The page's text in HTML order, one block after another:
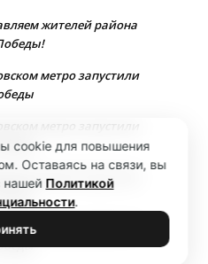
жителей района
метро запустили
метро запустили
метро запустили
метро запустили
cookie для повышения
Оставаясь на связи, вы
нашей Политикой
.